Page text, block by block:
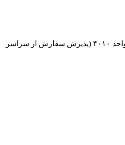
شیراز، مجتمع خلیج فارس، واحد ۴۰۱۰ (پذیرش سفارش از سراسر